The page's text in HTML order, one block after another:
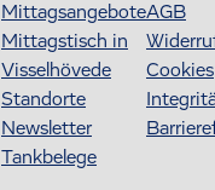
Mittagsangebote
Mittagstisch in
Visselhövede
Standorte
Newsletter
Tankbelege
AGB
Cookies